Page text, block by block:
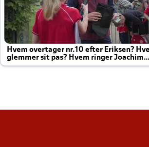
Hvem overtager nr.10 efter Eriksen?
glemmer sit pas? Hvem ringer Joachim
altid til efter kampe?